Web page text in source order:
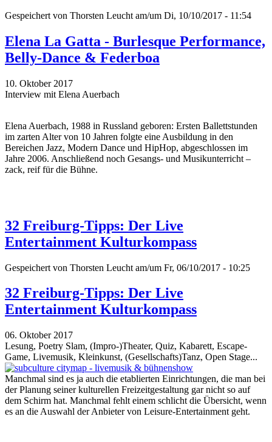
Gespeichert von Thorsten Leucht am/um Di, 10/10/2017 - 11:54
Elena La Gatta - Burlesque Performance,
Belly-Dance & Federboa
10. Oktober 2017
Interview mit Elena Auerbach
Elena Auerbach, 1988 in Russland geboren: Ersten Ballettstunden
im zarten Alter von 10 Jahren folgte eine Ausbildung in den
Bereichen Jazz, Modern Dance und HipHop, abgeschlossen im
Jahre 2006. Anschließend noch Gesangs- und Musikunterricht –
zack, reif für die Bühne.
32 Freiburg-Tipps: Der Live
Entertainment Kulturkompass
Gespeichert von Thorsten Leucht am/um Fr, 06/10/2017 - 10:25
32 Freiburg-Tipps: Der Live
Entertainment Kulturkompass
06. Oktober 2017
Lesung, Poetry Slam, (Impro-)Theater, Quiz, Kabarett, Escape-
Game, Livemusik, Kleinkunst, (Gesellschafts)Tanz, Open Stage...
Manchmal sind es ja auch die etablierten Einrichtungen, die man bei
der Planung seiner kulturellen Freizeitgestaltung gar nicht so auf
dem Schirm hat. Manchmal fehlt einem schlicht die Übersicht, wenn
es an die Auswahl der Anbieter von Leisure-Entertainment geht.